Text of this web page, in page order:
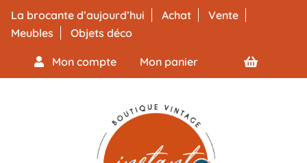
La brocante d’aujourd’hui Achat
Vente
Meubles
Objets déco
Mon compte Mon panier